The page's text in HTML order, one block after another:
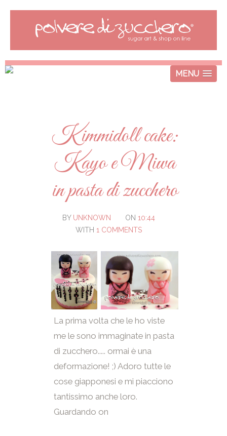
MENU
Kimmidoll cake:
Kayo e Miwa
in pasta di zucchero
BY UNKNOWN ON 10:44
WITH 1 COMMENTS
La prima volta che le ho viste
me le sono immaginate in pasta
di zucchero..... ormai è una
deformazione! ;) Adoro tutte le
cose giapponesi e mi piacciono
tantissimo anche loro.
Guardando on